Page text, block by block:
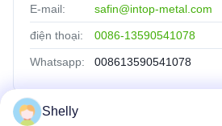
E-mail: safin@intop-metal.com
điện thoại: 0086-13590541078
Whatsapp: 008613590541078
Shelly